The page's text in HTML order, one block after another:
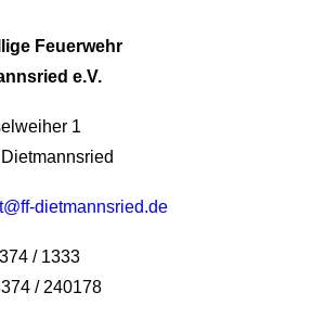
Feuerwehr
e.V.
1
dietmannsried.de
/ 1333
/ 240178